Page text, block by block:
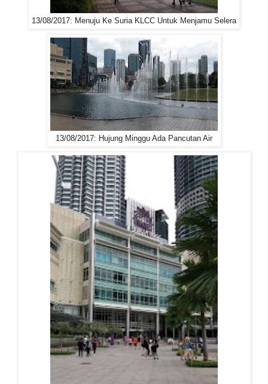
13/08/2017: Menuju Ke Suria KLCC Untuk Menjamu Selera
13/08/2017: Hujung Minggu Ada Pancutan Air